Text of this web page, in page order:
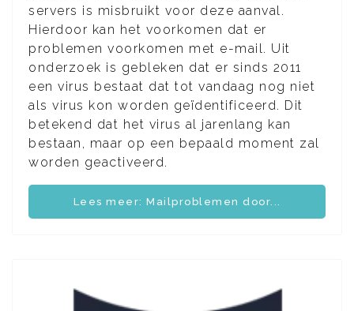
servers is misbruikt voor deze aanval.
Hierdoor kan het voorkomen dat er
problemen voorkomen met e-mail. Uit
onderzoek is gebleken dat er sinds 2011
een virus bestaat dat tot vandaag nog niet
als virus kon worden geïdentificeerd. Dit
betekend dat het virus al jarenlang kan
bestaan, maar op een bepaald moment zal
worden geactiveerd.
Lees meer: Mailproblemen door...